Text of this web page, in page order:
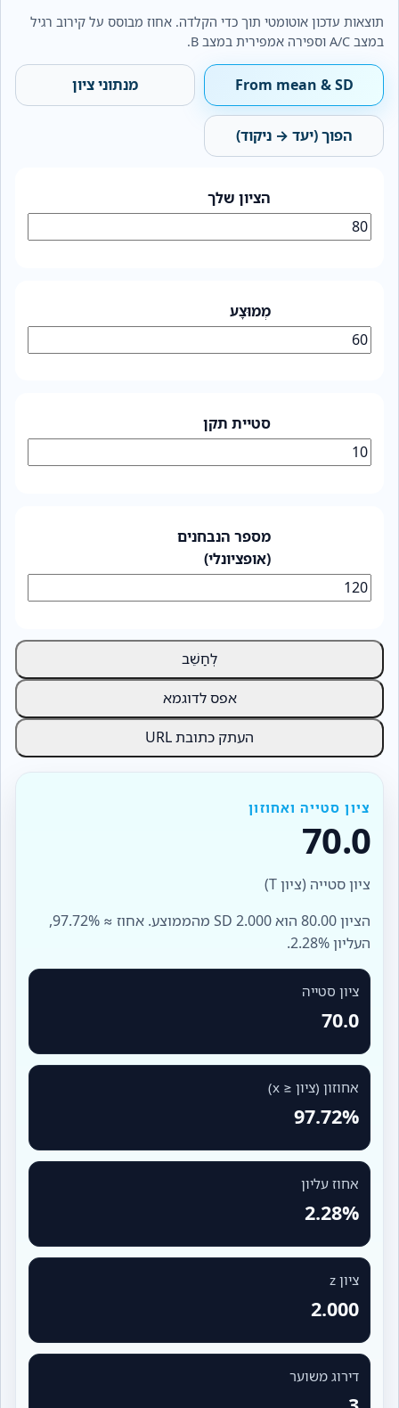
תוצאות עדכון אוטומטי תוך כדי הקלדה. אחוז מבוסס על קירוב רגיל
במצב A/C וספירה אמפירית במצב B.
From mean & SD מנתוני ציון
הפוך (יעד → ניקוד)
הציון שלך
מְמוּצָע
סטיית תקן
מספר הנבחנים
(אופציונלי)
לְחַשֵׁב
אפס לדוגמא
העתק כתובת URL
ציון סטייה ואחוזון
70.0
ציון סטייה (ציון T)
הציון 80.00 הוא 2.000 SD מהממוצע. אחוז ≈ 97.72%,
העליון 2.28%.
ציון סטייה
70.0
אחוזון (ציון ≤ x)
97.72%
אחוז עליון
2.28%
ציון z
2.000
דירוג משוער